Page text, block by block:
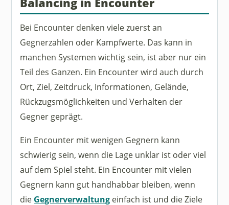
Bei Encounter denken viele zuerst an
Gegnerzahlen oder Kampfwerte. Das kann in
manchen Systemen wichtig sein, ist aber nur ein
Teil des Ganzen. Ein Encounter wird auch durch
Ort, Ziel, Zeitdruck, Informationen, Gelände,
Rückzugsmöglichkeiten und Verhalten der
Gegner geprägt.
Ein Encounter mit wenigen Gegnern kann
schwierig sein, wenn die Lage unklar ist oder viel
auf dem Spiel steht. Ein Encounter mit vielen
Gegnern kann gut handhabbar bleiben, wenn
die Gegnerverwaltung einfach ist und die Ziele